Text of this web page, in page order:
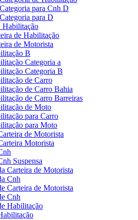
para Cnh D
para D
Habilitação
de Habilitação
de Motorista
B
Categoria a
Categoria B
de Carro
de Carro Bahia
de Carro Barreiras
de Moto
para Carro
para Moto
de Motorista
Motorista
Suspensa
Carteira de Motorista
Cnh
Carteira de Motorista
Cnh
Habilitação